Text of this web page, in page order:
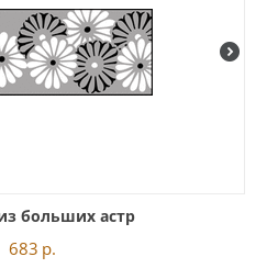
больших астр
683 р.